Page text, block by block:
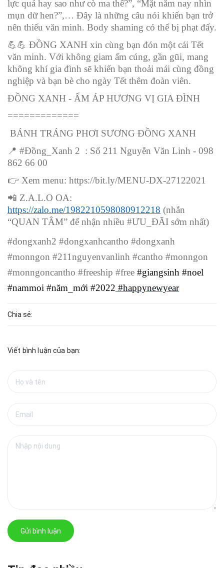
lực quá hay sao như cò ma thế?”, “Mặt năm nay nhìn
mụn dữ hen?”,… Đây là những câu nói khiến bạn trở
nên thiếu văn minh. Body shaming có thể bị phạt đấy.
💪💪 ĐỒNG XANH xin cùng bạn đón một cái Tết
văn minh. Với không giam ấm cúng, gần gũi, mang
không khí gia đình sẽ khiến bạn thoải mái cùng đồng
nghiệp và bạn bè cho ngày Tết thêm đoàn viên.
ĐỒNG XANH - ẤM ÁP HƯƠNG VỊ GIA ĐÌNH
=============
BÁNH TRÁNG PHƠI SƯƠNG ĐỒNG XANH
📍 #Đồng_Xanh 2 : Số 211 Nguyễn Văn Linh - 098
862 66 00
👉 Xem menu: https://bit.ly/MENU-DX-27122021
📲 Z.A.L.O OA:
https://zalo.me/1982210598080912218 (nhắn
“QUAN TÂM” để nhận nhiều #ƯU_ĐÃI sớm nhất)
#dongxanh2 #dongxanhcantho #dongxanh
#monngon #211nguyenvanlinh #cantho #monngon
#monngoncantho #freeship #free #giangsinh #noel
#nammoi #năm_mới #2022 #happynewyear
Chia sẻ:
Viết bình luận của bạn:
Gửi bình luận